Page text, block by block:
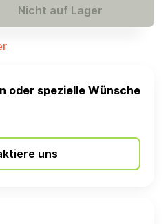
Nicht auf Lager
oder spezielle Wünsche
uns